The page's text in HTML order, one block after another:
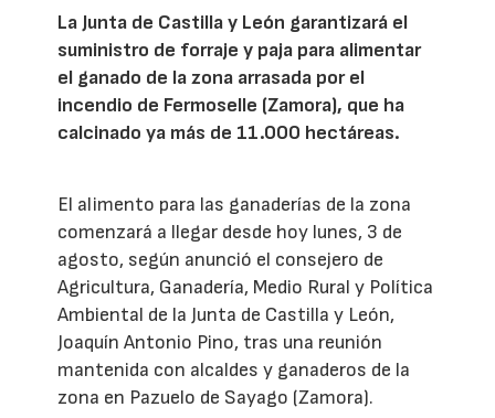
La Junta de Castilla y León garantizará el
suministro de forraje y paja para alimentar
el ganado de la zona arrasada por el
incendio de Fermoselle (Zamora), que ha
calcinado ya más de 11.000 hectáreas.
El alimento para las ganaderías de la zona
comenzará a llegar desde hoy lunes, 3 de
agosto, según anunció el consejero de
Agricultura, Ganadería, Medio Rural y Política
Ambiental de la Junta de Castilla y León,
Joaquín Antonio Pino, tras una reunión
mantenida con alcaldes y ganaderos de la
zona en Pazuelo de Sayago (Zamora).